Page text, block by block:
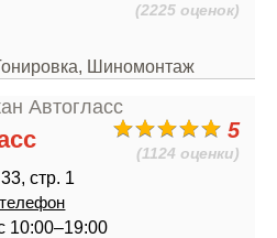
(2225 оценок)
Шиномонтаж
5
(1124 оценки)
стр. 1
10:00–19:00